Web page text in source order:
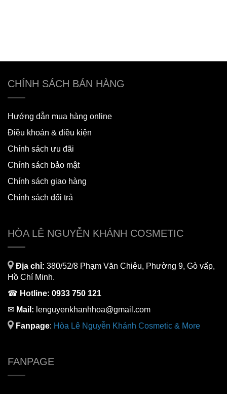
CHÍNH SÁCH BÁN HÀNG
Hướng dẫn mua hàng online
Điều khoản & điều kiện
Chính sách ưu đãi
Chính sách bảo mật
Chính sách giao hàng
Chính sách đổi trả
HÒA LÊ NGUYỄN KHÁNH COSMETIC
Địa chỉ: 380/52/8 Phạm Văn Chiêu, Phường 9, Gò vấp,
Hồ Chí Minh.
☎ Hotline: 0933 750 121
✉ Mail: lenguyenkhanhhoa@gmail.com
Fanpage: Hòa Lê Nguyễn Khánh Cosmetic & More
FANPAGE